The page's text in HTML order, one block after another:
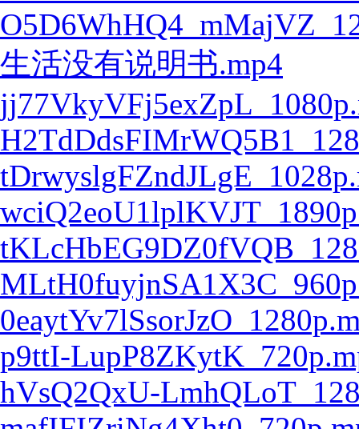
生活没有说明书.mp4
p9ttI-
hVsQ2QxU-